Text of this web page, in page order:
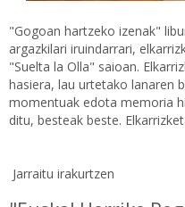
"Gogoan hartzeko izenak"
argazkilari iruindarrari,
"Suelta la Olla" saioan.
hasiera, lau urtetako lanaren
momentuak edota memoria
ditu, besteak beste.
Jarraitu irakurtzen